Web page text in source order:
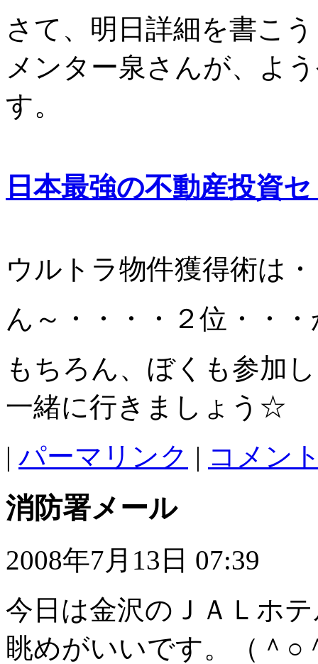
さて、明日詳細を書こ
メンター泉さんが、よ
す。
日本最強の不動産投資
ウルトラ物件獲得術は
ん～・・・・２位・・
もちろん、ぼくも参加
一緒に行きましょう☆
| パーマリンク | コメン
消防署メール
2008年7月13日 07:39
今日は金沢のＪＡＬホ
眺めがいいです。（＾○